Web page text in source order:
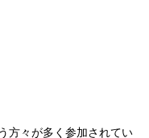
方々が多く参加されてい